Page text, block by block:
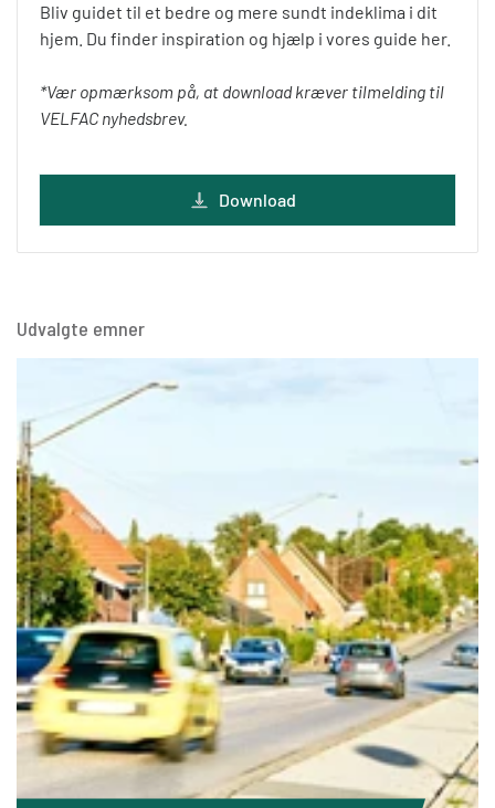
Bliv guidet til et bedre og mere sundt indeklima i dit
hjem. Du finder inspiration og hjælp i vores guide her.
*Vær opmærksom på, at download kræver tilmelding til
VELFAC nyhedsbrev.
Download
Udvalgte emner